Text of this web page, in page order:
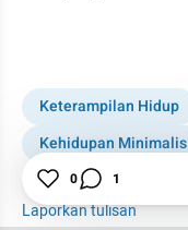
Keterampilan Hidup
Kehidupan Minimalis
Harmoni
Laporkan tulisan
0 1